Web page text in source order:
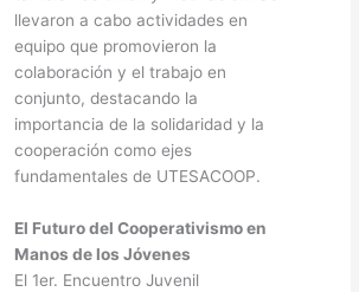
llevaron a cabo actividades en
equipo que promovieron la
colaboración y el trabajo en
conjunto, destacando la
importancia de la solidaridad y la
cooperación como ejes
fundamentales de UTESACOOP.
El Futuro del Cooperativismo en
Manos de los Jóvenes
El 1er. Encuentro Juvenil